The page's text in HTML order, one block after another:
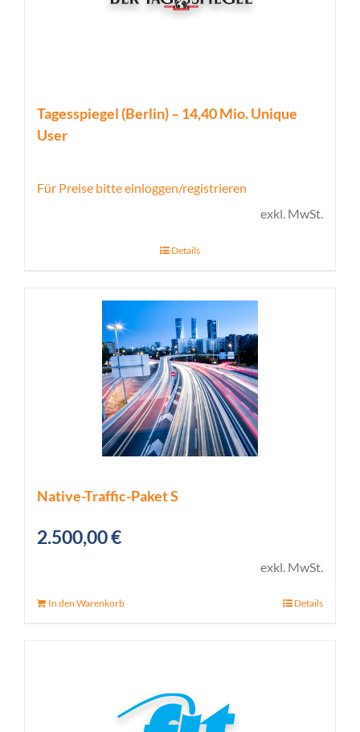
Tagesspiegel (Berlin) – 14,40 Mio. Unique
User
Für Preise bitte einloggen/registrieren
exkl. MwSt.
Details
Native-Traffic-Paket S
2.500,00€
exkl. MwSt.
In den Warenkorb Details